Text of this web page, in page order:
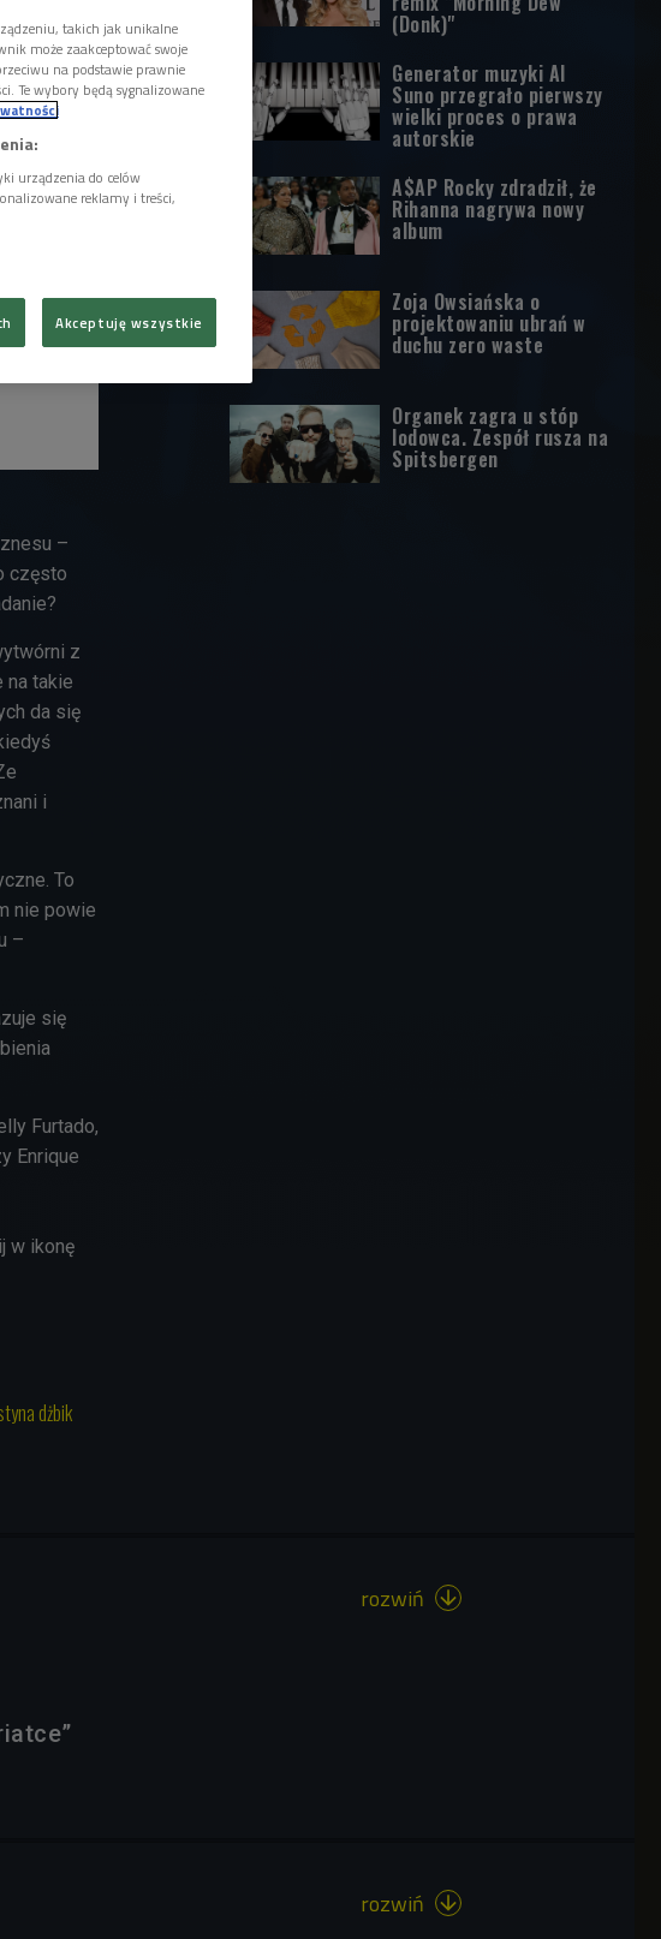
–
często
z
na takie
da się
i
To
nie powie
–
się
Furtado,
Enrique
w ikonę
dżbik
(Donk)"
Generator muzyki AI
Suno przegrało pierwszy
wielki proces o prawa
autorskie
A$AP Rocky zdradził, że
Rihanna nagrywa nowy
album
Zoja Owsiańska o
projektowaniu ubrań w
duchu zero waste
Organek zagra u stóp
lodowca. Zespół rusza na
Spitsbergen
rozwiń 
rozwiń 
takich jak unikalne
może zaakceptować swoje
na podstawie prawnie
Te wybory będą sygnalizowane
urządzenia do celów
reklamy i treści,
Akceptuję wszystkie